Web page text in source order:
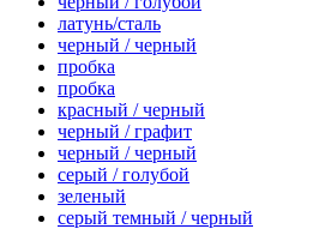
латунь/сталь
черный / черный
пробка
пробка
красный / черный
черный / графит
черный / черный
серый / голубой
зеленый
серый темный / черный